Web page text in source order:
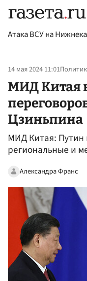
Атака ВСУ на
14 мая 2024 11:01
МИД Китая
Цзиньпина
МИД Китая: Путин
региональные и
Александра Франс